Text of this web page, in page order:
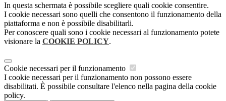
In questa schermata è possibile scegliere quali cookie consentire.
I cookie necessari sono quelli che consentono il funzionamento della
piattaforma e non è possibile disabilitarli.
Per conoscere quali sono i cookie necessari al funzionamento potete
visionare la COOKIE POLICY.
Cookie necessari per il funzionamento
I cookie necessari per il funzionamento non possono essere
disabilitati. È possibile consultare l'elenco nella pagina della cookie
policy.